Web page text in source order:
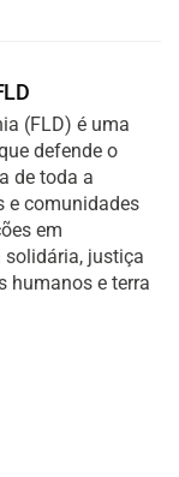
(FLD) é uma
defende o
de toda a
e comunidades
em
solidária, justiça
humanos e terra